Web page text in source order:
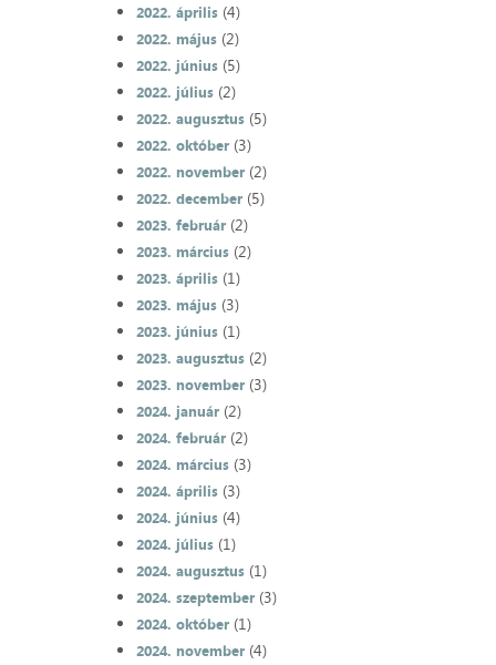
2022. április(4)
2022. május(2)
2022. június(5)
2022. július(2)
2022. augusztus(5)
2022. október(3)
2022. november(2)
2022. december(5)
2023. február(2)
2023. március(2)
2023. április(1)
2023. május(3)
2023. június(1)
2023. augusztus(2)
2023. november(3)
2024. január(2)
2024. február(2)
2024. március(3)
2024. április(3)
2024. június(4)
2024. július(1)
2024. augusztus(1)
2024. szeptember(3)
2024. október(1)
2024. november(4)